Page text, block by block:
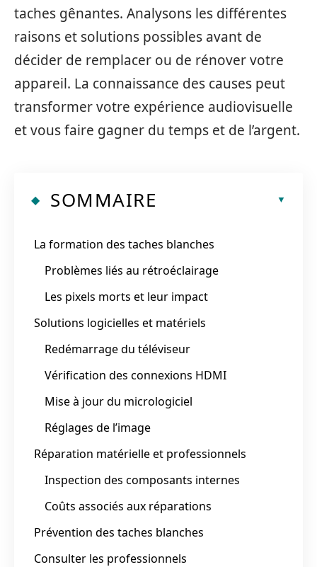
taches gênantes. Analysons les différentes
raisons et solutions possibles avant de
décider de remplacer ou de rénover votre
appareil. La connaissance des causes peut
transformer votre expérience audiovisuelle
et vous faire gagner du temps et de l’argent.
SOMMAIRE
La formation des taches blanches
Problèmes liés au rétroéclairage
Les pixels morts et leur impact
Solutions logicielles et matériels
Redémarrage du téléviseur
Vérification des connexions HDMI
Mise à jour du micrologiciel
Réglages de l’image
Réparation matérielle et professionnels
Inspection des composants internes
Coûts associés aux réparations
Prévention des taches blanches
Consulter les professionnels